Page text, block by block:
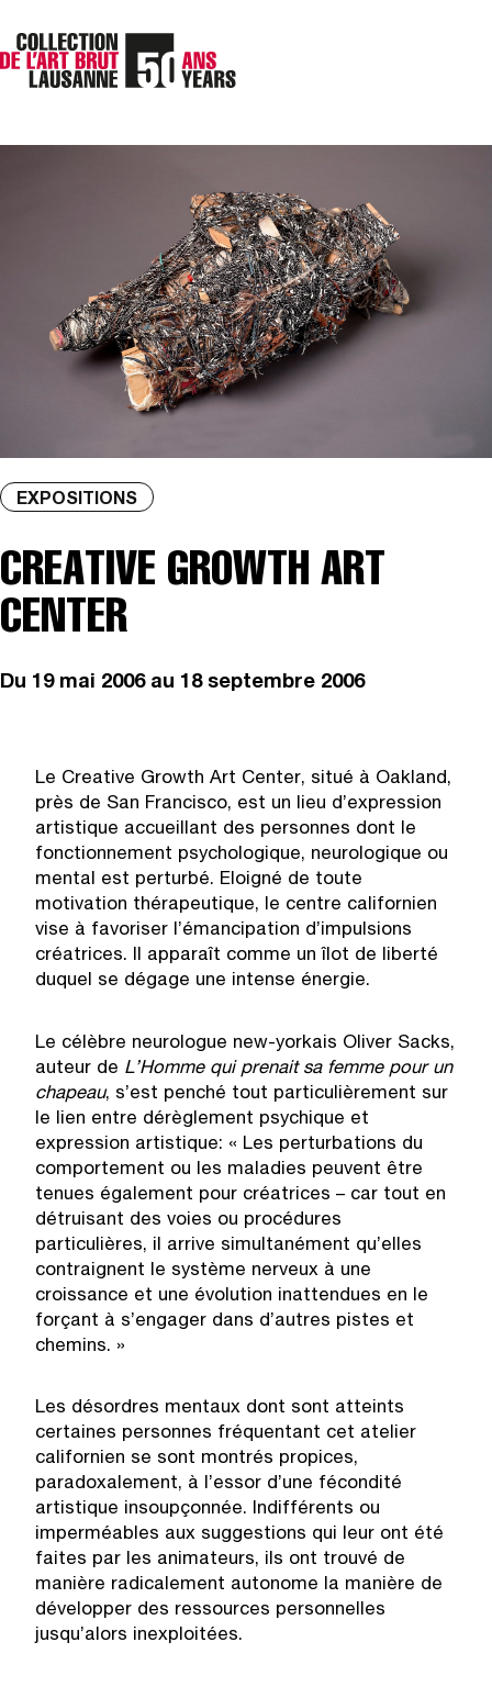
EXPOSITIONS
CREATIVE GROWTH ART
CENTER
Du 19 mai 2006 au 18 septembre 2006
Le Creative Growth Art Center, situé à Oakland,
près de San Francisco, est un lieu d’expression
artistique accueillant des personnes dont le
fonctionnement psychologique, neurologique ou
mental est perturbé. Eloigné de toute
motivation thérapeutique, le centre californien
vise à favoriser l’émancipation d’impulsions
créatrices. Il apparaît comme un îlot de liberté
duquel se dégage une intense énergie.
Le célèbre neurologue new-yorkais Oliver Sacks,
auteur de L’Homme qui prenait sa femme pour un
chapeau, s’est penché tout particulièrement sur
le lien entre dérèglement psychique et
expression artistique: « Les perturbations du
comportement ou les maladies peuvent être
tenues également pour créatrices – car tout en
détruisant des voies ou procédures
particulières, il arrive simultanément qu’elles
contraignent le système nerveux à une
croissance et une évolution inattendues en le
forçant à s’engager dans d’autres pistes et
chemins. »
Les désordres mentaux dont sont atteints
certaines personnes fréquentant cet atelier
californien se sont montrés propices,
paradoxalement, à l’essor d’une fécondité
artistique insoupçonnée. Indifférents ou
imperméables aux suggestions qui leur ont été
faites par les animateurs, ils ont trouvé de
manière radicalement autonome la manière de
développer des ressources personnelles
jusqu’alors inexploitées.